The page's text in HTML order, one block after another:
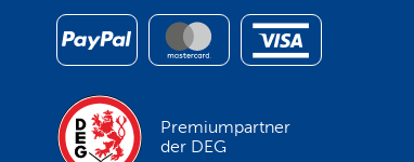
Premiumpartner
der DEG